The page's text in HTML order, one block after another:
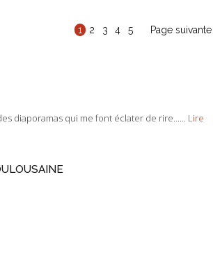
1 2 3 4 5 Page suivante
diaporamas qui me font éclater de rire......
Lire